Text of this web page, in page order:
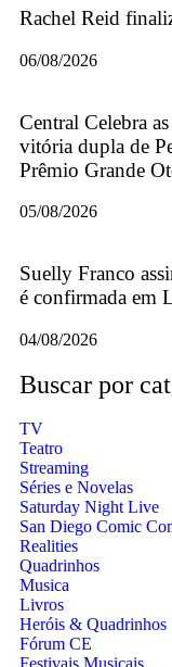
Rachel Reid
06/08/2026
Central Celebra
vitória dupla de
Prêmio Grande
05/08/2026
Suelly Franco
é confirmada em
04/08/2026
Buscar por
TV
Teatro
Streaming
Séries e Novelas
Saturday Night Live
San Diego Comic
Realities
Quadrinhos
Musica
Livros
Heróis & Quadrinhos
Fórum CE
Festivais Musicais